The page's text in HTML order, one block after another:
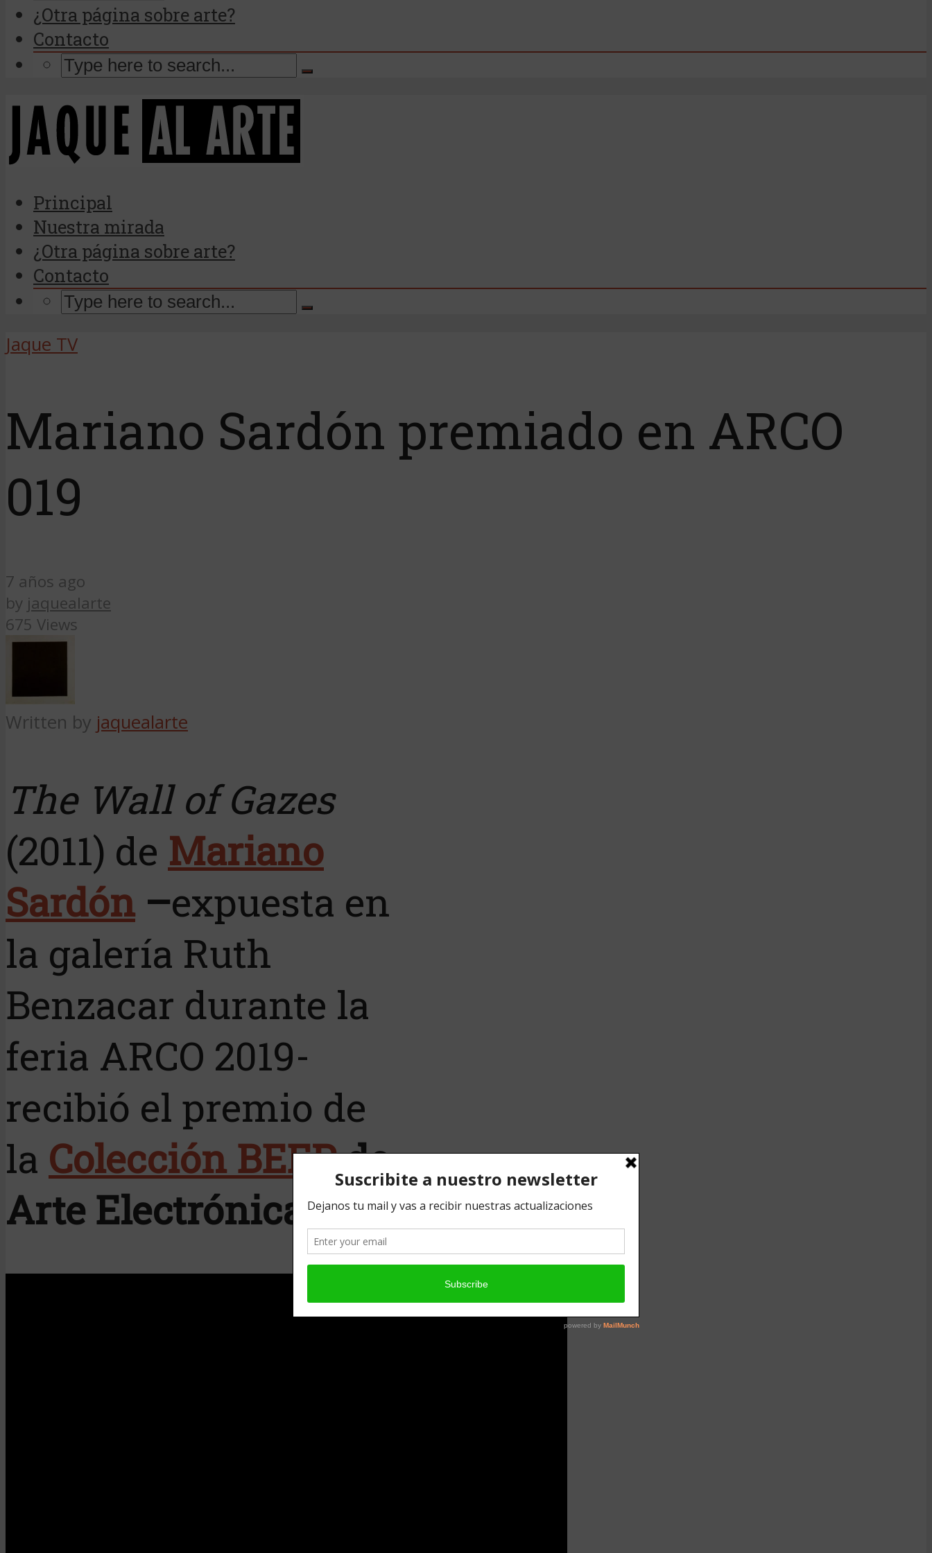
¿Otra página sobre arte?
Contacto
Principal
Nuestra mirada
¿Otra página sobre arte?
Contacto
Jaque TV
Mariano Sardón premiado en ARCO
019
7 años ago
by jaquealarte
675 Views
Written by jaquealarte
The Wall of Gazes
(2011) de Mariano
Sardón –expuesta en
la galería Ruth
Benzacar durante la
feria ARCO 2019-
recibió el premio de
la Colección BEEPde
Arte Electrónica.